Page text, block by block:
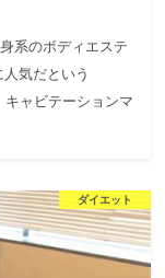
系のボディエステ
気だという
キャビテーションマ
ダイエット